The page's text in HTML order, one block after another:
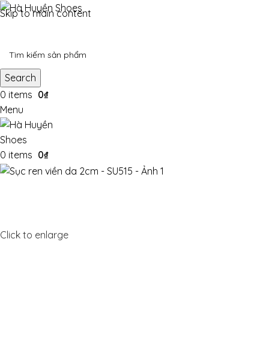
Skip to main content
Search
0 items 0₫
Menu
0 items 0₫
Click to enlarge